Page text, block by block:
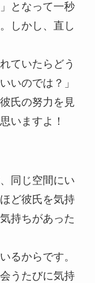
となって一秒
しかし、直し
ていたらどう
いのでは？」
氏の努力を見
いますよ！
同じ空間にい
ど彼氏を気持
持ちがあった
るからです。
うたびに気持